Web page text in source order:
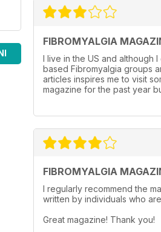
FIBROMYALGIA
I live in the US and although
based Fibromyalgia groups
articles inspires me to visit
magazine for the past year
FIBROMYALGIA
I regularly recommend the
written by individuals who
Great magazine! Thank you!